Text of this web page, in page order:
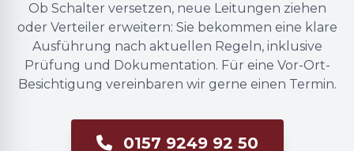
Ob Schalter versetzen, neue Leitungen ziehen
oder Verteiler erweitern: Sie bekommen eine klare
Ausführung nach aktuellen Regeln, inklusive
Prüfung und Dokumentation. Für eine Vor-Ort-
Besichtigung vereinbaren wir gerne einen Termin.
0157 9249 92 50